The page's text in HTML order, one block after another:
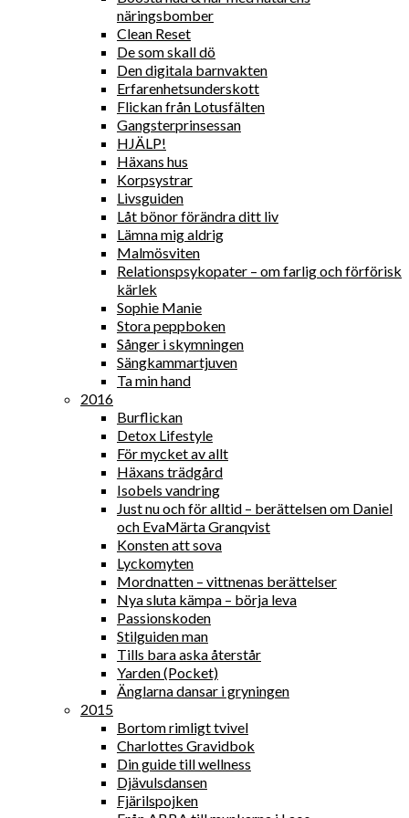
näringsbomber
Clean Reset
De som skall dö
Den digitala barnvakten
Erfarenhetsunderskott
Flickan från Lotusfälten
Gangsterprinsessan
HJÄLP!
Häxans hus
Korpsystrar
Livsguiden
Låt bönor förändra ditt liv
Lämna mig aldrig
Malmösviten
Relationspsykopater – om farlig och förförisk
kärlek
Sophie Manie
Stora peppboken
Sånger i skymningen
Sängkammartjuven
Ta min hand
2016
Burflickan
Detox Lifestyle
För mycket av allt
Häxans trädgård
Isobels vandring
Just nu och för alltid – berättelsen om Daniel
och EvaMärta Granqvist
Konsten att sova
Lyckomyten
Mordnatten – vittnenas berättelser
Nya sluta kämpa – börja leva
Passionskoden
Stilguiden man
Tills bara aska återstår
Yarden (Pocket)
Änglarna dansar i gryningen
2015
Bortom rimligt tvivel
Charlottes Gravidbok
Din guide till wellness
Djävulsdansen
Fjärilspojken